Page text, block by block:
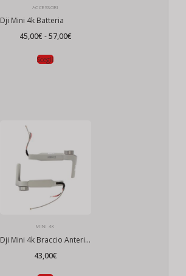
ACCESSORI
Dji Mini 4k Batteria
45,00€ - 57,00€Fascia
Scegli
MINI 4K
Dji Mini 4k Braccio Anteriore
43,00€